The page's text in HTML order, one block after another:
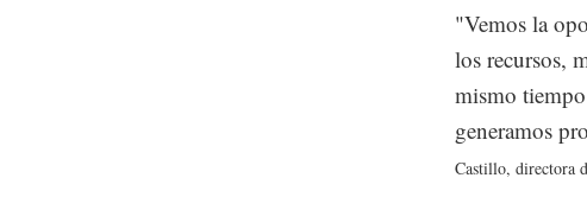
"Vemos la
los recursos,
mismo
generamos
Castillo, directora